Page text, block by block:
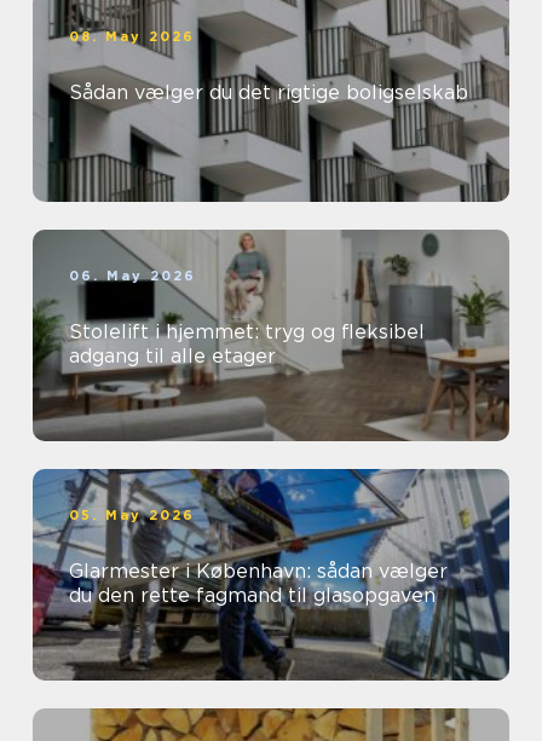
08. May 2026
Sådan vælger du det rigtige boligselskab
06. May 2026
Stolelift i hjemmet: tryg og fleksibel
adgang til alle etager
05. May 2026
Glarmester i København: sådan vælger
du den rette fagmand til glasopgaven